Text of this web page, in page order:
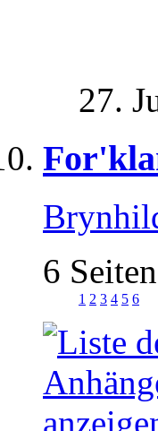
27.
6 Seiten
1 2 3 4 5 6